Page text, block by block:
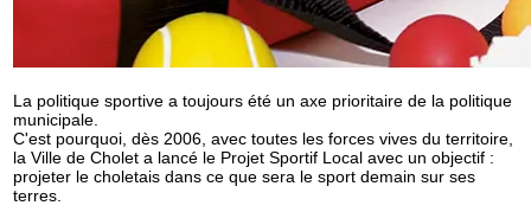
La politique sportive a toujours été un axe prioritaire de la politique
municipale.
C'est pourquoi, dès 2006, avec toutes les forces vives du territoire,
la Ville de Cholet a lancé le Projet Sportif Local avec un objectif :
projeter le choletais dans ce que sera le sport demain sur ses
terres.